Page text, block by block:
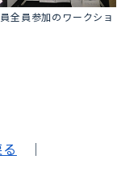
全員参加のワークショ
｜